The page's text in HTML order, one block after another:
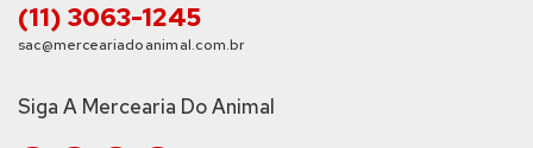
(11) 3063-1245
sac@merceariadoanimal.com.br
Siga A Mercearia Do Animal